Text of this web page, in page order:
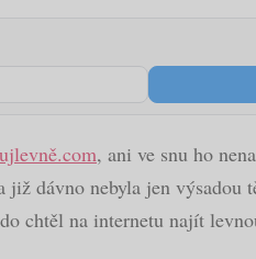
, ani ve snu ho
dávno nebyla jen
chtěl na internetu najít